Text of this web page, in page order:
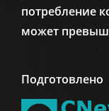
потребление
может
Подготовлено